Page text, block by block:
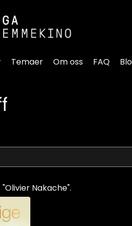
Temaer Om oss FAQ
Nakache".